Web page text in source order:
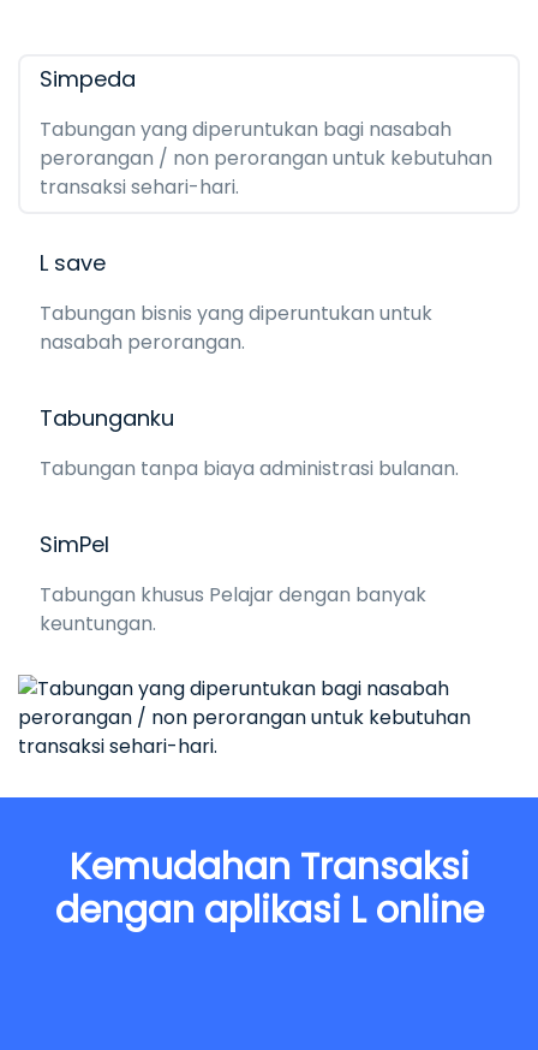
Simpeda
Tabungan yang diperuntukan bagi nasabah
perorangan / non perorangan untuk kebutuhan
transaksi sehari-hari.
L save
Tabungan bisnis yang diperuntukan untuk
nasabah perorangan.
Tabunganku
Tabungan tanpa biaya administrasi bulanan.
SimPel
Tabungan khusus Pelajar dengan banyak
keuntungan.
Kemudahan Transaksi
dengan aplikasi L online